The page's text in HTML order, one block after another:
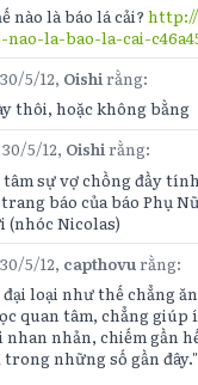
nào là báo lá cải?
la-bao-la-cai-
5/12, Oishi rằng:
thôi, hoặc không bằng
5/12, Oishirằng:
sự vợ chồng đầy
báo của báo Phụ
(nhóc Nicolas)
5/12, capthovu rằng:
loại như thế chẳng
quan tâm, chẳng
nhan nhản, chiếm gần
trong những số gần